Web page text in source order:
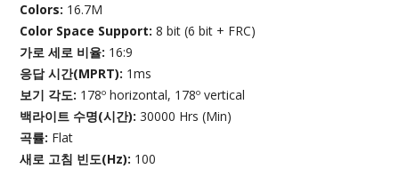
Colors: 16.7M
Color Space Support:8 bit (6 bit + FRC)
가로 세로 비율: 16:9
응답 시간(MPRT): 1ms
보기 각도: 178º horizontal, 178º vertical
백라이트 수명(시간):30000 Hrs (Min)
곡률: Flat
새로 고침 빈도(Hz): 100